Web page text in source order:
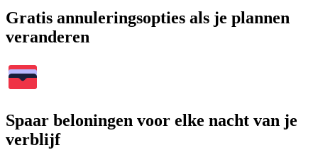
Gratis annuleringsopties als je plannen
veranderen
Spaar beloningen voor elke nacht van je
verblijf